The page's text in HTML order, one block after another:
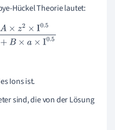
Hückel Theorie lautet:
×I0.5 1+B ×a ×I0.5
Ions ist.
sind, die von der Lösung